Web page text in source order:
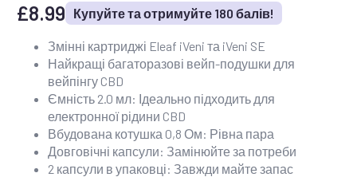
£8.99 Купуйте та отримуйте 180 балів!
Змінні картриджі Eleaf iVeni та iVeni SE
Найкращі багаторазові вейп-подушки для
вейпінгу CBD
Ємність 2.0 мл: Ідеально підходить для
електронної рідини CBD
Вбудована котушка 0,8 Ом: Рівна пара
Довговічні капсули: Замінюйте за потреби
2 капсули в упаковці: Завжди майте запас